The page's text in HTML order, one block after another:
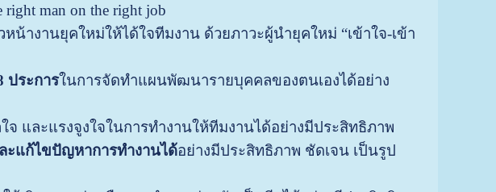
man on the right job
น้างานยุคใหม่ให้ได้ใจทีมงาน ด้วยภาวะผู้นำยุคใหม่ “เข้าใจ-เข้า
ประการในการจัดทำแผนพัฒนารายบุคคลของตนเองได้อย่าง
จ และแรงจูงใจในการทำงานให้ทีมงานได้อย่างมีประสิทธิภาพ
ะแก้ไขปัญหาการทำงานได้อย่างมีประสิทธิภาพ ชัดเจน เป็นรูป